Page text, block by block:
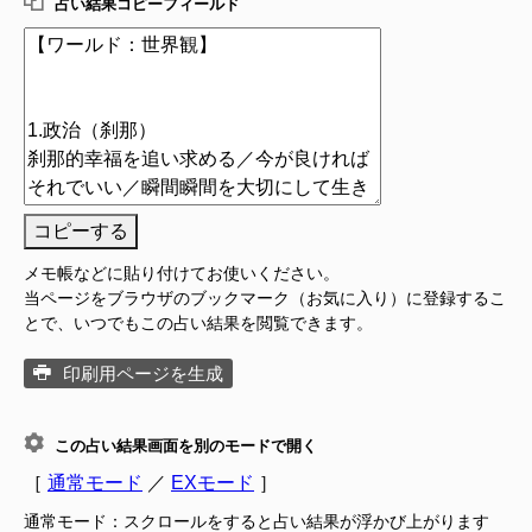
占い結果コピーフィールド
コピーする
メモ帳などに貼り付けてお使いください。
当ページをブラウザのブックマーク（お気に入り）に登録するこ
とで、いつでもこの占い結果を閲覧できます。
印刷用ページを生成
この占い結果画面を別のモードで開く
［ 通常モード ／ EXモード ］
通常モード：スクロールをすると占い結果が浮かび上がります